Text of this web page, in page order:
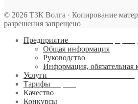
© 2026 ТЗК Волга · Копирование
разрешения запрещено
Предприятие
Общая информация
Руководство
Информация, обязательная
Услуги
Тарифы
Качество
Конкурсы